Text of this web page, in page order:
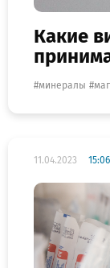
Какие
минералы
11.04.2023 15:06